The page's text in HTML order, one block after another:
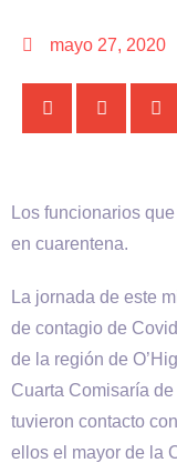
mayo 27, 2020
Los funcionarios
en cuarentena.
La jornada de este
de contagio de
de la región de
Cuarta Comisaría
tuvieron contacto
ellos el mayor de la